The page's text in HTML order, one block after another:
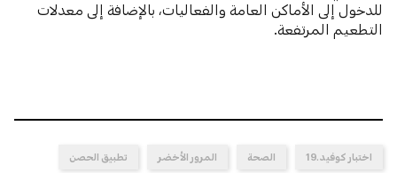
للدخول إلى الأماكن العامة والفعاليات، بالإضافة إلى معدلات
التطعيم المرتفعة.
اختبار كوفيد ـ19 الصحة المرور الأخضر تطبيق الحصن